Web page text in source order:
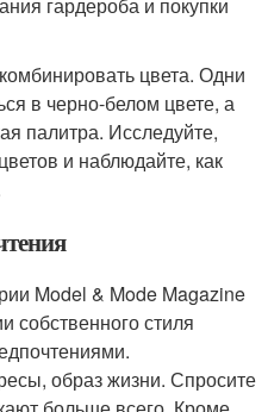
цвета. Одни
в черно-белом цвете, а
палитра. Исследуйте,
и наблюдайте, как
Model & Mode Magazine
собственного стиля
образ жизни. Спросите